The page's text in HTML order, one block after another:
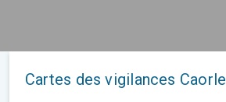
Cartes des vigilances Caorle